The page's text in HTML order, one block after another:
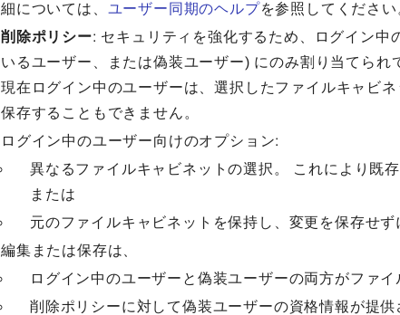
細については、 ユーザー同期のヘルプを参照してください
削除ポリシー: セキュリティを強化するため、ログイン中
いるユーザー、または偽装ユーザー) にのみ割り当てら
現在ログイン中のユーザーは、選択したファイルキャビ
保存することもできません。
ログイン中のユーザー向けのオプション:
異なるファイルキャビネットの選択。 これにより既
または
元のファイルキャビネットを保持し、変更を保存せず
編集または保存は、
ログイン中のユーザーと偽装ユーザーの両方がファ
削除ポリシーに対して偽装ユーザーの資格情報が提